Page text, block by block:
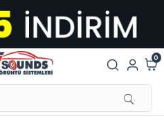
0